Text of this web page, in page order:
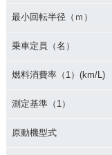
最小回転半径（ｍ）
乗車定員（名）
燃料消費率（1）(km/L)
測定基準（1）
原動機型式